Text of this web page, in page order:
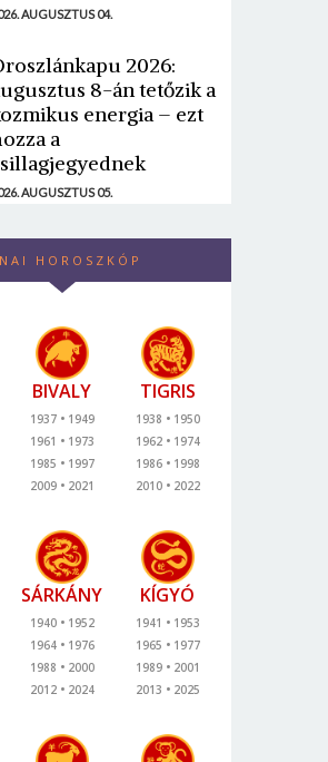
AUGUSZTUS 04.
2026:
8-án tetőzik a
energia – ezt
a
AUGUSZTUS 05.
HOROSZKÓP
BIVALY
1937
1949
1961
1973
1985
1997
2009
2021
TIGRIS
1938
1950
1962
1974
1986
1998
2010
2022
SÁRKÁNY
1940
1952
1964
1976
1988
2000
2012
2024
KÍGYÓ
1941
1953
1965
1977
1989
2001
2013
2025